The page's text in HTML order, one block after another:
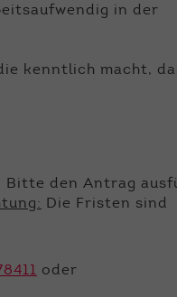
in der
kenntlich macht,
Bitte den Antrag
Die Fristen sind
oder